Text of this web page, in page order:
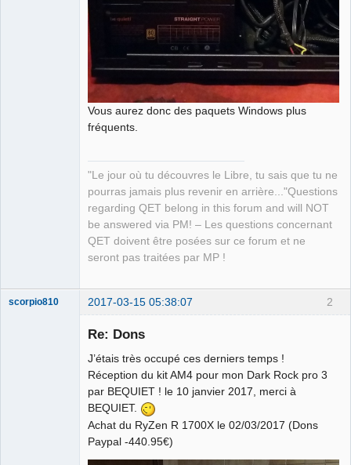
Vous aurez donc des paquets Windows plus
fréquents.
"Le jour où tu découvres le Libre, tu sais que tu ne
pourras jamais plus revenir en arrière..."Questions
regarding QET belong in this forum and will NOT
be answered via PM! – Les questions concernant
QET doivent être posées sur ce forum et ne
seront pas traitées par MP !
2
scorpio810 2017-03-15 05:38:07
Re: Dons
J’étais très occupé ces derniers temps !
Réception du kit AM4 pour mon Dark Rock pro 3
par BEQUIET ! le 10 janvier 2017, merci à
BEQUIET.
Achat du RyZen R 1700X le 02/03/2017 (Dons
Paypal -440.95€)